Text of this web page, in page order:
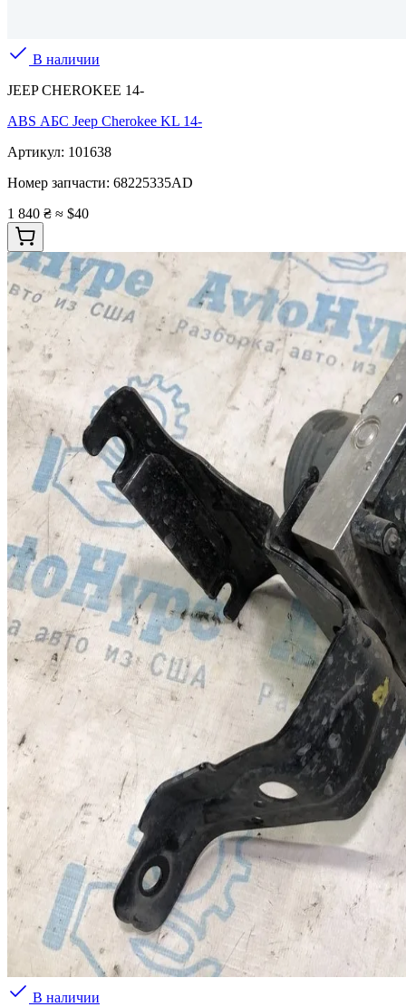
В наличии
JEEP CHEROKEE 14-
ABS АБС Jeep Cherokee KL 14-
Артикул: 101638
Номер запчасти: 68225335AD
1 840 ₴ ≈ $40
В наличии